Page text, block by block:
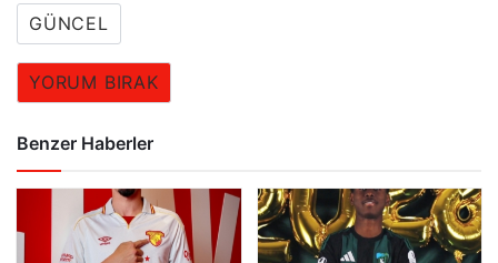
GÜNCEL
YORUM BIRAK
Benzer Haberler